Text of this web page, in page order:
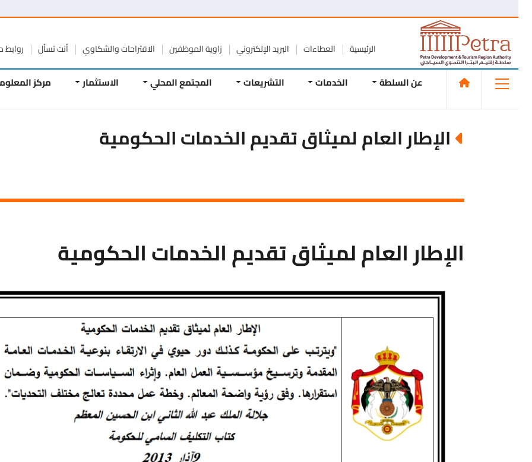
الرئيسية العطاءات البريد الإلكتروني زاوية الموظفين الاقتراحات والشكاوي أنت تسأل روابط
عن السلطة الخدمات التشريعات المجتمع المحلي الاستثمار مركز المعلومات
الإطار العام لميثاق تقديم الخدمات الحكومية
الإطار العام لميثاق تقديم الخدمات الحكومية